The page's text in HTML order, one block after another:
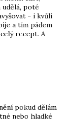
poté
- i kvůli
a tím pádem
recept. A
pokud dělám
nebo hladké